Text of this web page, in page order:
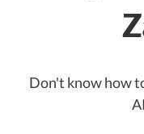
Don't know how